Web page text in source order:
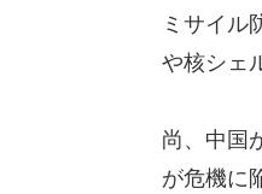
ミサイル
や核シェ
尚、中国
が危機に